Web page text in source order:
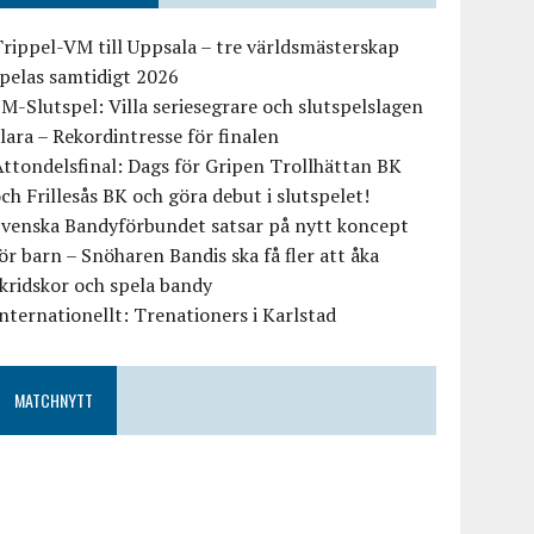
VM till Uppsala – tre världsmästerskap
samtidigt 2026
Slutspel: Villa seriesegrare och slutspelslagen
– Rekordintresse för finalen
Dags för Gripen Trollhättan BK
Frillesås BK och göra debut i slutspelet!
Bandyförbundet satsar på nytt koncept
barn – Snöharen Bandis ska få fler att åka
och spela bandy
Trenationers i Karlstad
MATCHNYTT